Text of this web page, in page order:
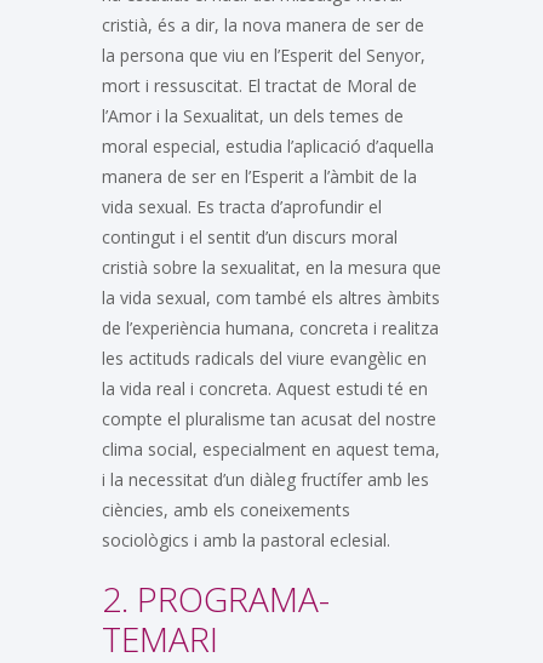
cristià, és a dir, la nova manera de ser de
la persona que viu en l’Esperit del Senyor,
mort i ressuscitat. El tractat de Moral de
l’Amor i la Sexualitat, un dels temes de
moral especial, estudia l’aplicació d’aquella
manera de ser en l’Esperit a l’àmbit de la
vida sexual. Es tracta d’aprofundir el
contingut i el sentit d’un discurs moral
cristià sobre la sexualitat, en la mesura que
la vida sexual, com també els altres àmbits
de l’experiència humana, concreta i realitza
les actituds radicals del viure evangèlic en
la vida real i concreta. Aquest estudi té en
compte el pluralisme tan acusat del nostre
clima social, especialment en aquest tema,
i la necessitat d’un diàleg fructífer amb les
ciències, amb els coneixements
sociològics i amb la pastoral eclesial.
2. PROGRAMA-
TEMARI